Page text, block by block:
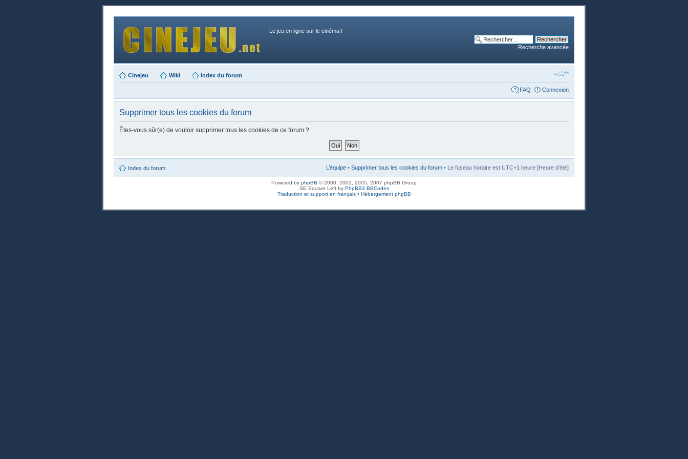
Le jeu en ligne sur le cinéma !
Recherche avancée
Cinejeu Wiki Index du forum
FAQ Connexion
Supprimer tous les cookies du forum
Êtes-vous sûr(e) de vouloir supprimer tous les cookies de ce forum ?
Index du forum L’équipe • Supprimer tous les cookies du forum • Le fuseau horaire est UTC+1 heure [Heure d’été]
Powered by phpBB © 2000, 2002, 2005, 2007 phpBB Group
SE Square Left by PhpBB3 BBCodes
Traduction et support en français• Hébergement phpBB